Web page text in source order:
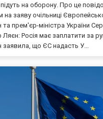
підуть на оборону. Про це
заяву очільниці
прем'єр-міністра України
Росія має заплатити за
що ЄС надасть У...